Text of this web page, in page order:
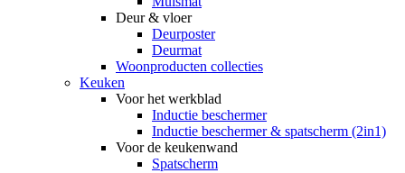
Deur & vloer
Deurposter
Deurmat
Woonproducten collecties
Keuken
Voor het werkblad
Inductie beschermer
Inductie beschermer & spatscherm (2in1)
Voor de keukenwand
Spatscherm